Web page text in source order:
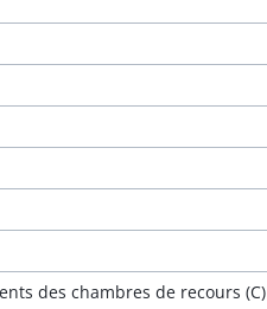
des chambres de recours (C)